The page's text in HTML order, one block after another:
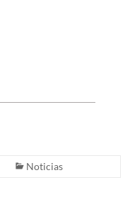
Noticias